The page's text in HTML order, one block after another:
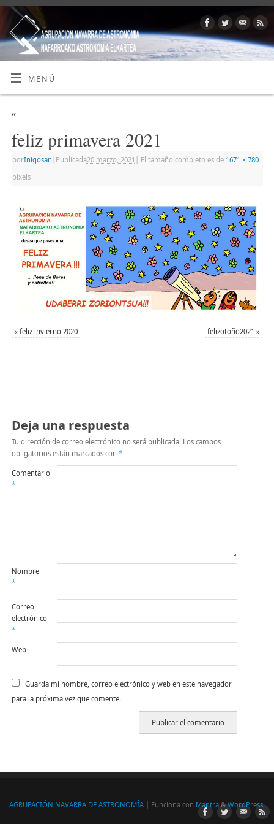
MENÚ
«
feliz primavera 2021
porInigosan Publicada20 marzo, 2021 El tamaño completo es de 1671 × 780
pixels
« feliz invierno 2020 felizotoño2021 »
Deja una respuesta
Tu dirección de correo electrónico no será publicada. Los campos
obligatorios están marcados con *
Comentario
*
Nombre
*
Correo
electrónico
*
Web
Guarda mi nombre, correo electrónico y web en este navegador
para la próxima vez que comente.
AGRUPACIÓN NAVARRA DE ASTRONOMÍA | Funciona con Mantra&WordPress.